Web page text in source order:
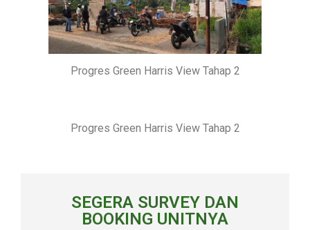
Progres Green Harris View Tahap 2
Progres Green Harris View Tahap 2
SEGERA SURVEY DAN
BOOKING UNITNYA